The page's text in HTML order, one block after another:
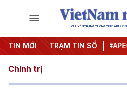
CHUYÊN TRANG THÔNG TIN ĐA
TIN MỚI TRẠM TIN SỐ
#Hội nghị Trung ương 3 #APEC
Chính trị